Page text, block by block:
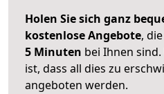
Holen Sie sich ganz
kostenlose Angebote,
5 Minuten bei Ihnen
ist, dass all dies zu
angeboten werden.